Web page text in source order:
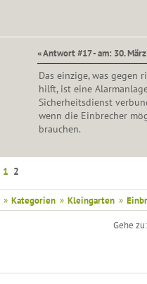
« Antwort #17 - am: 30.
Das einzige, was gegen
hilft, ist eine
Sicherheitsdienst
wenn die Einbrecher
brauchen.
1 2
» Kategorien » Kleingarten »
Gehe zu